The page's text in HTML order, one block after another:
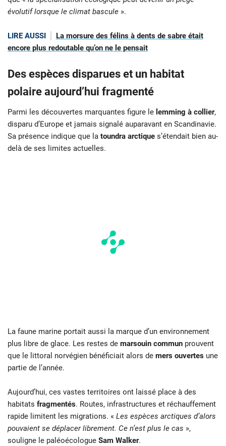
évolutif lorsque le climat bascule ».
LIRE AUSSI
La morsure des félins à dents de sabre était
encore plus redoutable qu’on ne le pensait
Des espèces disparues et un habitat
polaire aujourd’hui fragmenté
Parmi les découvertes marquantes figure le lemming à collier,
disparu d’Europe et jamais signalé auparavant en Scandinavie.
Sa présence indique que la toundra arctique s’étendait bien au-
delà de ses limites actuelles.
La faune marine portait aussi la marque d’un environnement
plus libre de glace. Les restes de marsouin commun prouvent
que le littoral norvégien bénéficiait alors de mers ouvertes une
partie de l’année.
Aujourd’hui, ces vastes territoires ont laissé place à des
habitats fragmentés. Routes, infrastructures et réchauffement
rapide limitent les migrations. « Les espèces arctiques d’alors
pouvaient se déplacer librement. Ce n’est plus le cas »,
souligne le paléoécologue Sam Walker.